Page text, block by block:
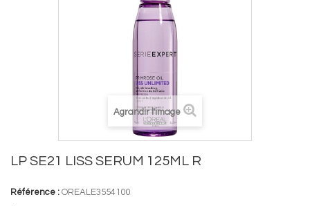
Agrandir l'image
LP SE21 LISS SERUM 125ML R
Référence : OREALE3554100